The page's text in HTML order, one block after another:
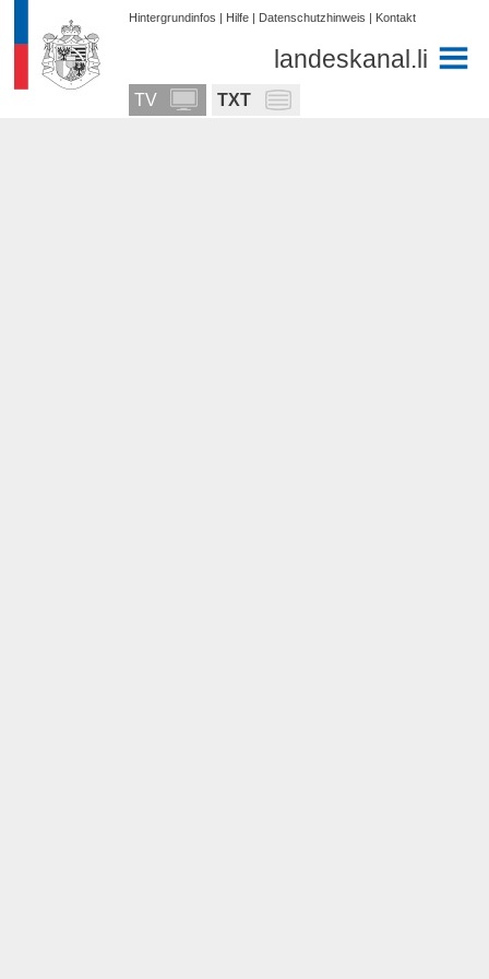
Hintergrundinfos | Hilfe | Datenschutzhinweis | Kontakt
landeskanal.li
TV TXT